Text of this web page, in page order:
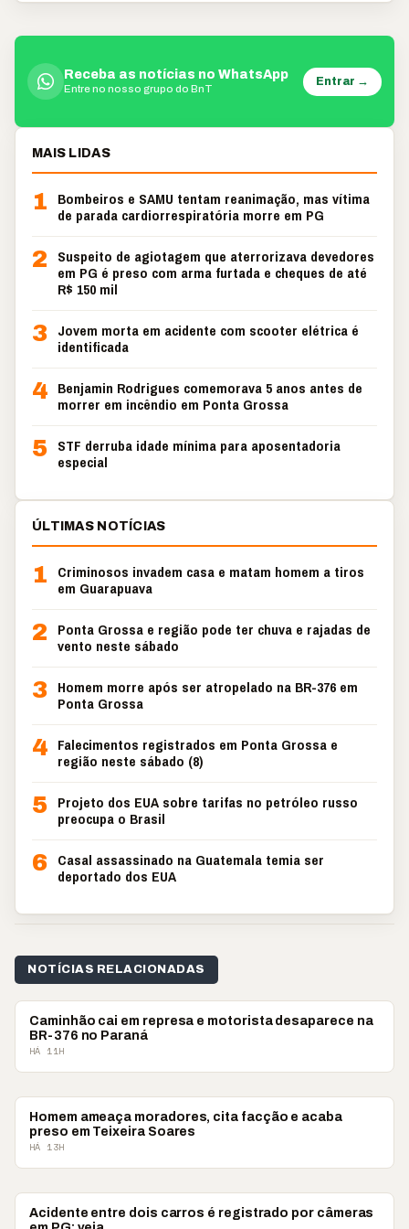
Receba as notícias no WhatsApp
Entre no nosso grupo do BnT
Entrar →
MAIS LIDAS
1
Bombeiros e SAMU tentam reanimação, mas vítima
de parada cardiorrespiratória morre em PG
2
Suspeito de agiotagem que aterrorizava devedores
em PG é preso com arma furtada e cheques de até
R$ 150 mil
3 Jovem morta em acidente com scooter elétrica é
identificada
4 Benjamin Rodrigues comemorava 5 anos antes de
morrer em incêndio em Ponta Grossa
5 STF derruba idade mínima para aposentadoria
especial
ÚLTIMAS NOTÍCIAS
1
Criminosos invadem casa e matam homem a tiros
em Guarapuava
2
Ponta Grossa e região pode ter chuva e rajadas de
vento neste sábado
3 Homem morre após ser atropelado na BR-376 em
Ponta Grossa
4 Falecimentos registrados em Ponta Grossa e
região neste sábado (8)
5 Projeto dos EUA sobre tarifas no petróleo russo
preocupa o Brasil
6 Casal assassinado na Guatemala temia ser
deportado dos EUA
NOTÍCIAS RELACIONADAS
POLICIAL
Caminhão cai em represa e motorista desaparece na
BR-376 no Paraná
HÁ 11H
POLICIAL
Homem ameaça moradores, cita facção e acaba
preso em Teixeira Soares
HÁ 13H
POLICIAL
Acidente entre dois carros é registrado por câmeras